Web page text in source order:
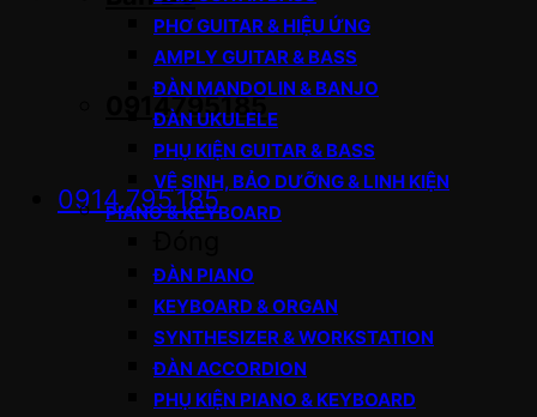
0914795185
0914.795.185
PHƠ GUITAR & HIỆU ỨNG
AMPLY GUITAR & BASS
ĐÀN MANDOLIN & BANJO
ĐÀN UKULELE
PHỤ KIỆN GUITAR & BASS
VỆ SINH, BẢO DƯỠNG & LINH KIỆN
PIANO & KEYBOARD
ĐÀN PIANO
KEYBOARD & ORGAN
SYNTHESIZER & WORKSTATION
ĐÀN ACCORDION
PHỤ KIỆN PIANO & KEYBOARD